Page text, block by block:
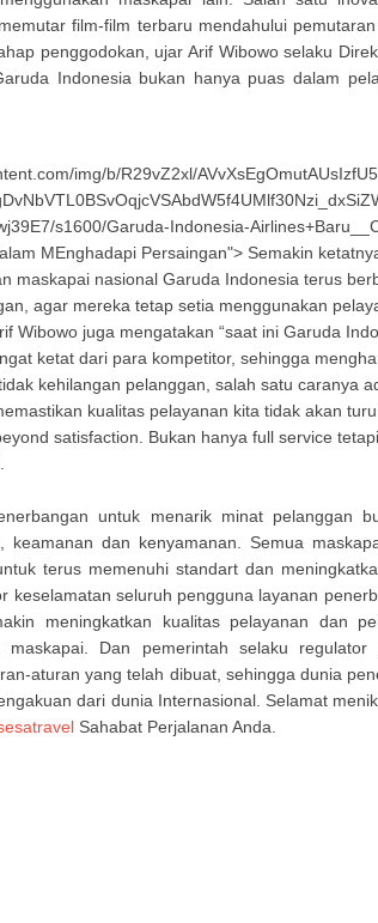
film-film terbaru mendahului
penggodokan, ujar Arif Wibowo selaku
Indonesia bukan hanya puas dalam
img/b/R29vZ2xl/
s1600/Garuda-Indonesia-
MEnghadapi Persaingan"> Semakin
maskapai nasional Garuda Indonesia terus
agar mereka tetap setia menggunakan
Wibowo juga mengatakan “saat ini Garuda
ketat dari para kompetitor, sehingga
kehilangan pelanggan, salah satu caranya
kualitas pelayanan kita tidak akan
satisfaction. Bukan hanya full service
untuk menarik minat pelanggan
keamanan dan kenyamanan. Semua
terus memenuhi standart dan
keselamatan seluruh pengguna layanan
meningkatkan kualitas pelayanan dan
maskapai. Dan pemerintah selaku regulator
aturan yang telah dibuat, sehingga dunia
dari dunia Internasional. Selamat
Sahabat Perjalanan Anda.